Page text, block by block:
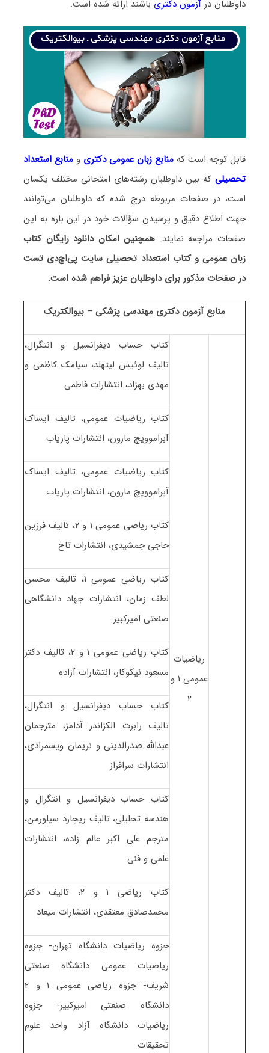
داوطلبان در آزمون دکتری باشند ارائه شده است.
قابل توجه است که منابع زبان عمومی دکتری و منابع استعداد
تحصیلیکه بین داوطلبان رشته‌های امتحانی مختلف یکسان
است، در صفحات مربوطه درج شده که داوطلبان می‌توانند
جهت اطلاع دقیق و پرسیدن سؤالات خود در این باره به این
صفحات مراجعه نمایند. همچنین امکان دانلود رایگان کتاب
زبان عمومی و کتاب استعداد تحصیلی سایت پی‌اچ‌دی تست
در صفحات مذکور برای داوطلبان عزیز فراهم شده است.
منابع آزمون دکتری مهندسی پزشکی – بیوالکتریک
ریاضیات
عمومی ۱ و
۲
کتاب حساب دیفرانسیل و انتگرال،
تالیف لوئیس لیتهلد، سیامک کاظمی و
مهدی بهزاد، انتشارات فاطمی
کتاب ریاضیات عمومی، تالیف ایساک
آبراموویچ مارون، انتشارات پاریاب
کتاب ریاضیات عمومی، تالیف ایساک
آبراموویچ مارون، انتشارات پاریاب
کتاب ریاضی عمومی ۱ و ۲، تالیف فرزین
حاجی جمشیدی، انتشارات تاخ
کتاب ریاضی عمومی ۱، تالیف محسن
لطف زمان، انتشارات جهاد دانشگاهی
صنعتی امیرکبیر
کتاب ریاضی عمومی ۱ و ۲، تالیف دکتر
مسعود نیکوکار، انتشارات آزاده
کتاب حساب دیفرانسیل و انتگرال،
تالیف رابرت الکزاندر آدامز، مترجمان
عبدالله صدرالدینی و نریمان ویسمرادی،
انتشارات سرافراز
کتاب حساب دیفرانسیل و انتگرال و
هندسه تحلیلی، تالیف ریچارد سیلورمن،
مترجم علی اکبر عالم زاده، انتشارات
علمی و فنی
کتاب ریاضی ۱ و ۲، تالیف دکتر
محمدصادق معتقدی، انتشارات میعاد
جزوه ریاضیات دانشگاه تهران- جزوه
ریاضیات عمومی دانشگاه صنعتی
شریف- جزوه ریاضی عمومی ۱ و ۲
دانشگاه صنعتی امیرکبیر- جزوه
ریاضیات دانشگاه آزاد واحد علوم
تحقیقات